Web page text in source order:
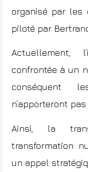
organisé par les
piloté par
Actuellement,
confrontée à un
conséquent
n’apporteront
Ainsi, la
transformation
un appel